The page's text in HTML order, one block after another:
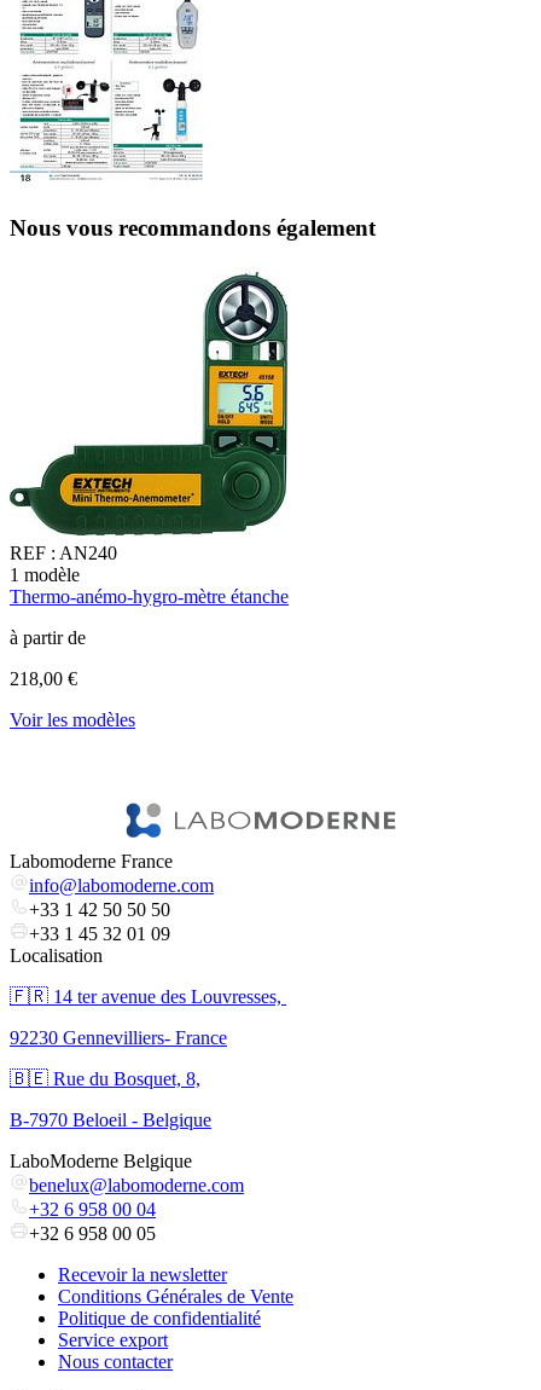
Nous vous recommandons également
REF : AN240
1 modèle
Thermo-anémo-hygro-mètre étanche
à partir de
218,00 €
Voir les modèles
Labomoderne France
info@labomoderne.com
+33 1 42 50 50 50
+33 1 45 32 01 09
Localisation
🇫🇷 ​14 ter avenue des Louvresses,
92230 Gennevilliers- France
🇧🇪 Rue du Bosquet, 8,
B-7970 Beloeil - Belgique
LaboModerne Belgique
benelux@labomoderne.com
+32 6 958 00 04
+32 6 958 00 05
Recevoir la newsletter
Conditions Générales de Vente
Politique de confidentialité
Service export
Nous contacter